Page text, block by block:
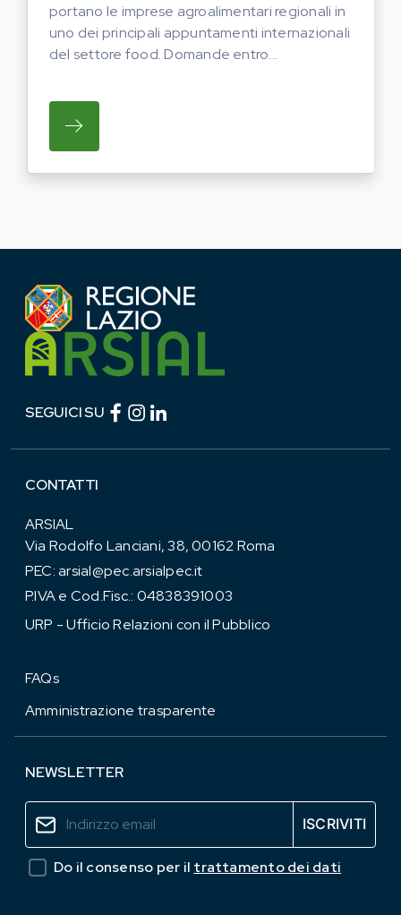
portano le imprese agroalimentari regionali in
uno dei principali appuntamenti internazionali
del settore food. Domande entro...
SU REGIONE LAZIO E ARSIAL PORTANO
SEGUICI SU Facebook (link esterno)
Instagram (link esterno)
CONTATTI
ARSIAL
Via Rodolfo Lanciani, 38, 00162 Roma
PEC:arsial@pec.arsialpec.it
P.IVA e Cod.Fisc.: 04838391003
URP - Ufficio Relazioni con il Pubblico
FAQs
Amministrazione trasparente
NEWSLETTER
Do il consenso per il trattamento dei dati